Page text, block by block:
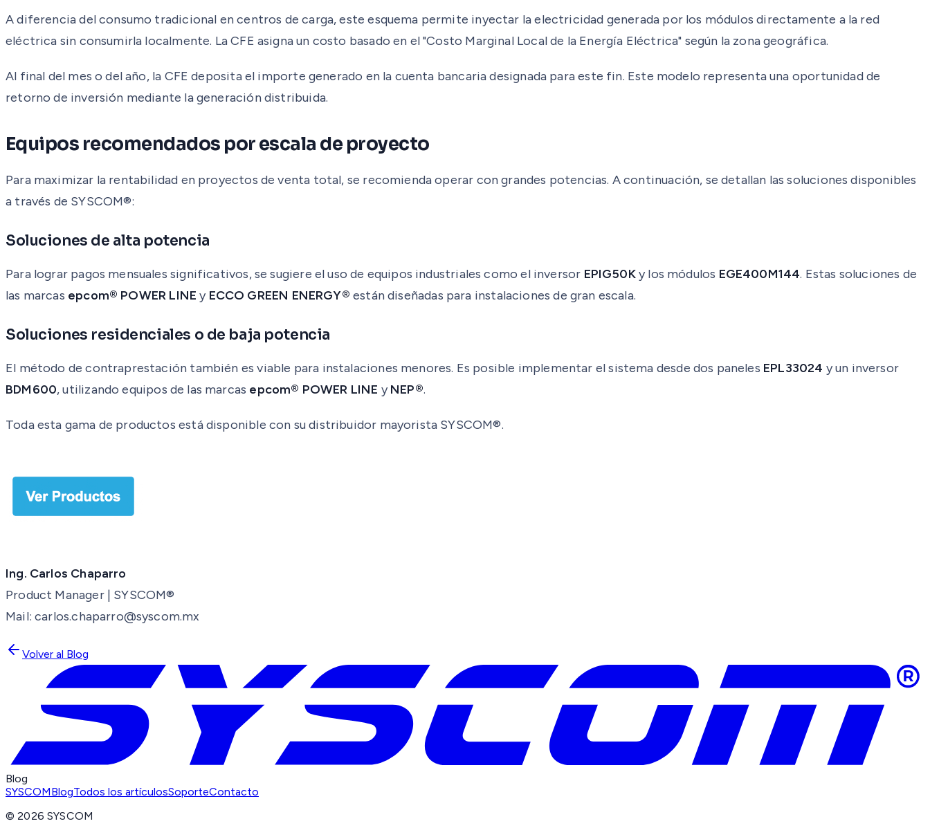
A diferencia del consumo tradicional en centros de carga, este esquema permite inyectar la electricidad generada por los módulos directamente a la red
eléctrica sin consumirla localmente. La CFE asigna un costo basado en el "Costo Marginal Local de la Energía Eléctrica" según la zona geográfica.
Al final del mes o del año, la CFE deposita el importe generado en la cuenta bancaria designada para este fin. Este modelo representa una oportunidad de
retorno de inversión mediante la generación distribuida.
Equipos recomendados por escala de proyecto
Para maximizar la rentabilidad en proyectos de venta total, se recomienda operar con grandes potencias. A continuación, se detallan las soluciones disponibles
a través de SYSCOM®:
Soluciones de alta potencia
Para lograr pagos mensuales significativos, se sugiere el uso de equipos industriales como el inversor EPIG50Ky los módulos EGE400M144. Estas soluciones de
las marcas epcom® POWER LINE y ECCO GREEN ENERGY® están diseñadas para instalaciones de gran escala.
Soluciones residenciales o de baja potencia
El método de contraprestación también es viable para instalaciones menores. Es posible implementar el sistema desde dos paneles EPL33024 y un inversor
BDM600, utilizando equipos de las marcas epcom® POWER LINE yNEP®.
Toda esta gama de productos está disponible con su distribuidor mayorista SYSCOM®.
Ing. Carlos Chaparro
Product Manager | SYSCOM®
Mail: carlos.chaparro@syscom.mx
Volver al Blog
Blog
SYSCOMBlogTodos los artículosSoporteContacto
©2026 SYSCOM